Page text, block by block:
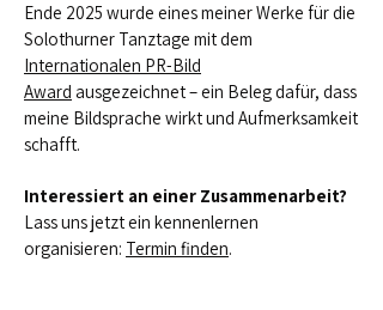
Ende 2025 wurde eines meiner Werke für die
Solothurner Tanztage mit dem
Internationalen PR-Bild
Award ausgezeichnet – ein Beleg dafür, dass
meine Bildsprache wirkt und Aufmerksamkeit
schafft.
Interessiert an einer Zusammenarbeit?
Lass uns jetzt ein kennenlernen
organisieren: Termin finden.